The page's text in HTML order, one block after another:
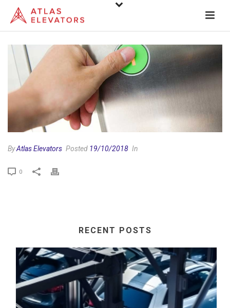
ByAtlas Elevators Posted 19/10/2018 In
0
RECENT POSTS